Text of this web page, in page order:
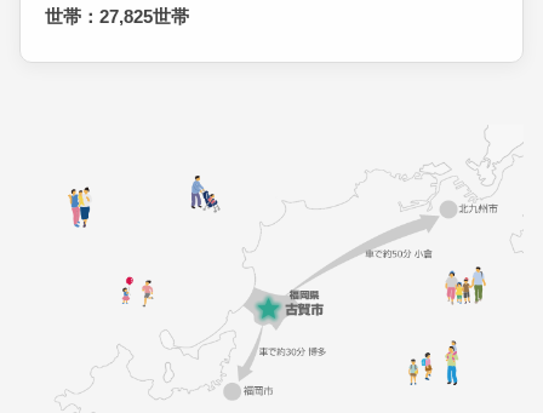
世帯：27,825世帯